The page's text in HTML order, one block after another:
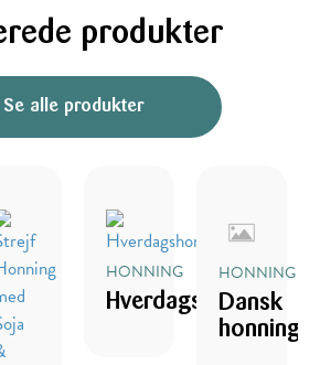
produkter
Se alle produkter
HONNING
Hverdagshonning
HONNING
Dansk
honning